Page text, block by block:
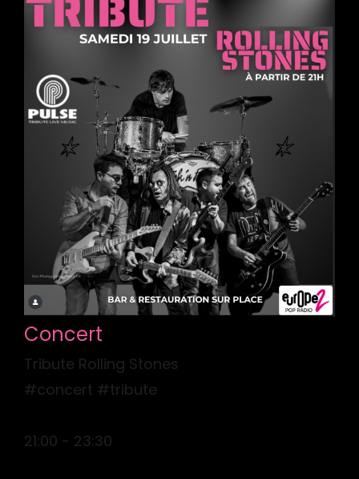
Concert
Tribute Rolling Stones
#concert #tribute
21:00 - 23:30